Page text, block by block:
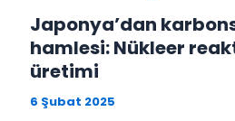
Japonya’dan
hamlesi: Nükleer
üretimi
6 Şubat 2025